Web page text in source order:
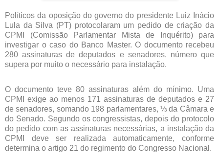
Políticos da oposição do governo do presidente Luiz Inácio
Lula da Silva (PT) protocolaram um pedido de criação da
CPMI (Comissão Parlamentar Mista de Inquérito) para
investigar o caso do Banco Master. O documento recebeu
280 assinaturas de deputados e senadores, número que
supera por muito o necessário para instalação.
O documento teve 80 assinaturas além do mínimo. Uma
CPMI exige ao menos 171 assinaturas de deputados e 27
de senadores, somando 198 parlamentares, ⅓ da Câmara e
do Senado. Segundo os congressistas, depois do protocolo
do pedido com as assinaturas necessárias, a instalação da
CPMI deve ser realizada automaticamente, conforme
determina o artigo 21 do regimento do Congresso Nacional.